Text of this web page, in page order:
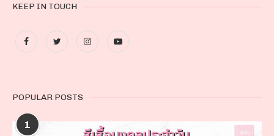
KEEP IN TOUCH
POPULAR POSTS
1